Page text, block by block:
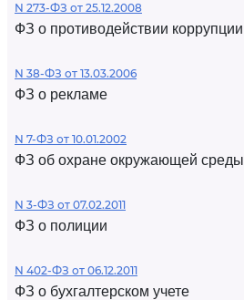
N 273-ФЗ от 25.12.2008
ФЗ о противодействии коррупции
N 38-ФЗ от 13.03.2006
ФЗ о рекламе
N 7-ФЗ от 10.01.2002
ФЗ об охране окружающей среды
N 3-ФЗ от 07.02.2011
ФЗ о полиции
N 402-ФЗ от 06.12.2011
ФЗ о бухгалтерском учете